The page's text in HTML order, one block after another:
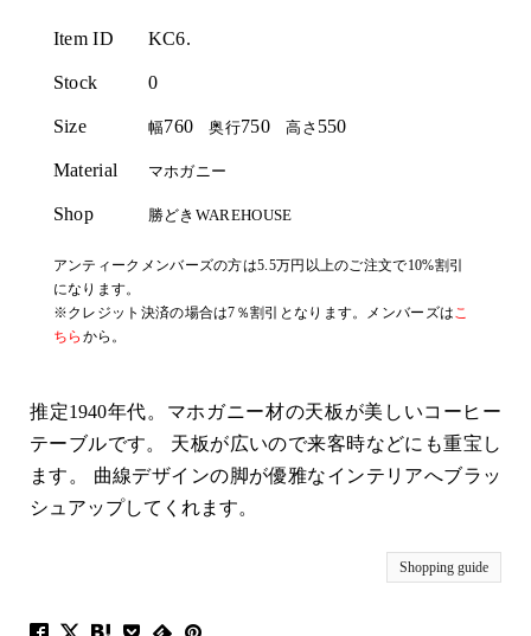
Item ID KC6.
Stock 0
Size 幅760 奥行750高さ 550
Material マホガニー
Shop 勝どきWAREHOUSE
アンティークメンバーズの方は5.5万円以上のご注文で10%割引
になります。
※クレジット決済の場合は7％割引となります。メンバーズはこ
ちら から。
推定1940年代。マホガニー材の天板が美しいコーヒー
テーブルです。 天板が広いので来客時などにも重宝し
ます。 曲線デザインの脚が優雅なインテリアへブラッ
シュアップしてくれます。
Shopping guide